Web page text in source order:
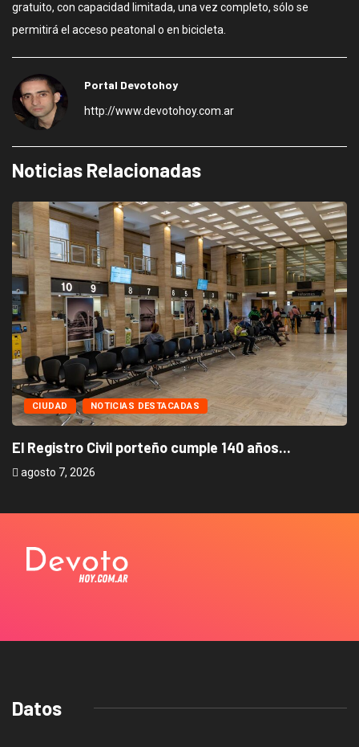
gratuito, con capacidad limitada, una vez completo, sólo se
permitirá el acceso peatonal o en bicicleta.
Portal Devotohoy
http://www.devotohoy.com.ar
Noticias Relacionadas
CIUDAD NOTICIAS DESTACADAS
El Registro Civil porteño cumple 140 años...
agosto 7, 2026
Datos